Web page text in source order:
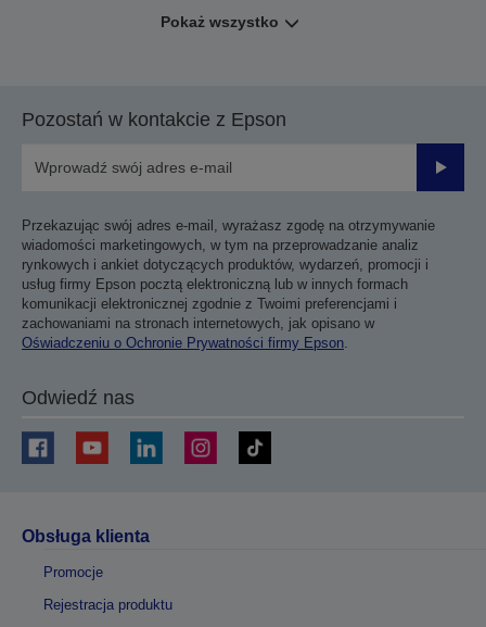
Pokaż wszystko
Pozostań w kontakcie z Epson
Przekazując swój adres e-mail, wyrażasz zgodę na otrzymywanie
wiadomości marketingowych, w tym na przeprowadzanie analiz
rynkowych i ankiet dotyczących produktów, wydarzeń, promocji i
usług firmy Epson pocztą elektroniczną lub w innych formach
komunikacji elektronicznej zgodnie z Twoimi preferencjami i
zachowaniami na stronach internetowych, jak opisano w
Oświadczeniu o Ochronie Prywatności firmy Epson
Odwiedź nas
Obsługa klienta
Promocje
Rejestracja produktu